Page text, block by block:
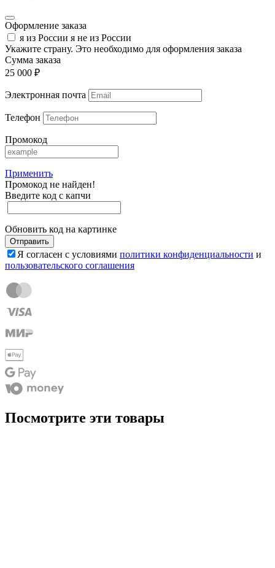
Оформление заказа
я из России я не из России
Укажите страну. Это необходимо для оформления заказа
Сумма заказа
25 000 ₽
Электронная почта
Телефон
Промокод
Применить
Промокод не найден!
Введите код с капчи
Обновить код на картинке
Отправить
Я согласен с условиями политики конфиденциальности и
пользовательского соглашения
Посмотрите эти товары